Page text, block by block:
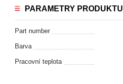
PARAMETRY PRODUKTU
Part number
Barva
Pracovní teplota